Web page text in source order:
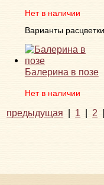
Нет в наличии
Варианты расцветки
Балерина в позе
Нет в наличии
предыдущая | 1 | 2